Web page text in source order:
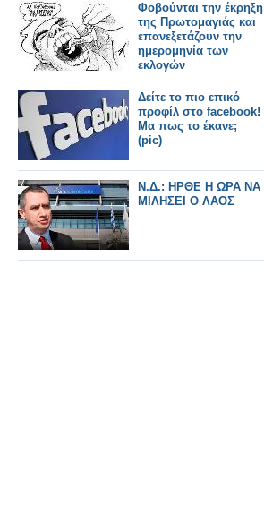
Φοβούνται την έκρηξη
της Πρωτομαγιάς και
επανεξετάζουν την
ημερομηνία των
εκλογών
Δείτε το πιο επικό
προφίλ στο facebook!
Μα πως το έκανε;
(pic)
Ν.Δ.: ΗΡΘΕ Η ΩΡΑ ΝΑ
ΜΙΛΗΣΕΙ Ο ΛΑΟΣ